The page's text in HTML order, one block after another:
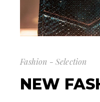
Fashion - Selection
NEW